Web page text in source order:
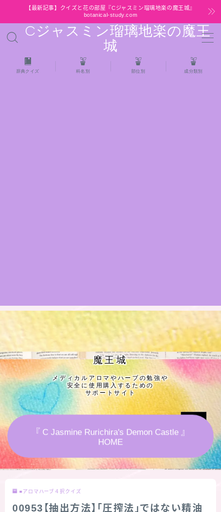
【最新記事】クイズと花の部屋『Cジャスミン瑠璃地楽の魔王城』
botanical-study.com
Cジャスミン瑠璃地楽の魔王
城
MENU
HOME
公式ウェブサイト『Botanical Study』
Cジャスミン瑠璃地楽の主な活動先リンク集
プロフィール
アロマハーブアンケート
おすすめ商品＆レビュー
★スペシャルアロマハーブ４択クイズ (kindle出
辞典クイズ 科名別 部位別 成分類別
魔王城
メディカルアロマやハーブの勉強や
安全に使用購入するための
サポートサイト
『 C Jasmine Rurichira's Demon Castle 』
HOME
■アロマハーブ４択クイズ
00953【抽出方法】「圧搾法」ではない精油